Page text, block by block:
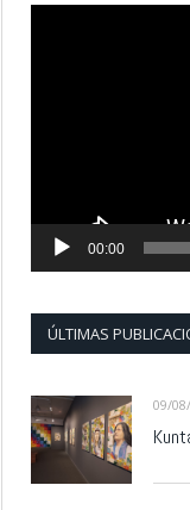
00:00
ÚLTIMAS
09/